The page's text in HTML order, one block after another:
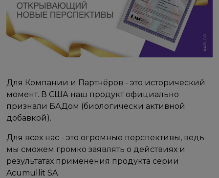
Для Компании и Партнёров - это исторический
момент. В США наш продукт официально
признали БАДом (биологически активной
добавкой).
Для всех нас - это огромные перспективы, ведь
мы сможем громко заявлять о действиях и
результатах применения продукта серии
Acumullit SA.